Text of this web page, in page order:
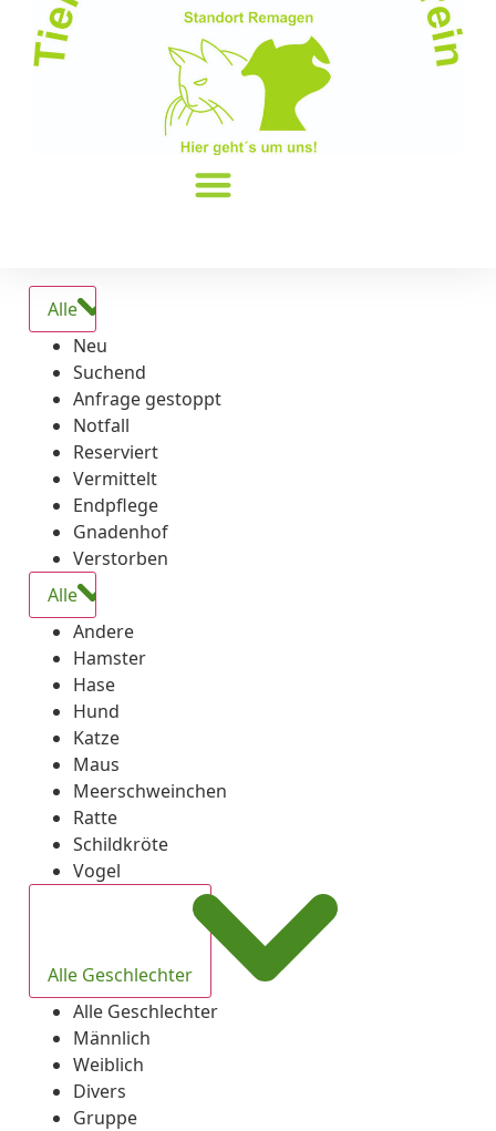
Alle
Neu
Suchend
Anfrage gestoppt
Notfall
Reserviert
Vermittelt
Endpflege
Gnadenhof
Verstorben
Alle
Andere
Hamster
Hase
Hund
Katze
Maus
Meerschweinchen
Ratte
Schildkröte
Vogel
Alle Geschlechter
Alle Geschlechter
Männlich
Weiblich
Divers
Gruppe